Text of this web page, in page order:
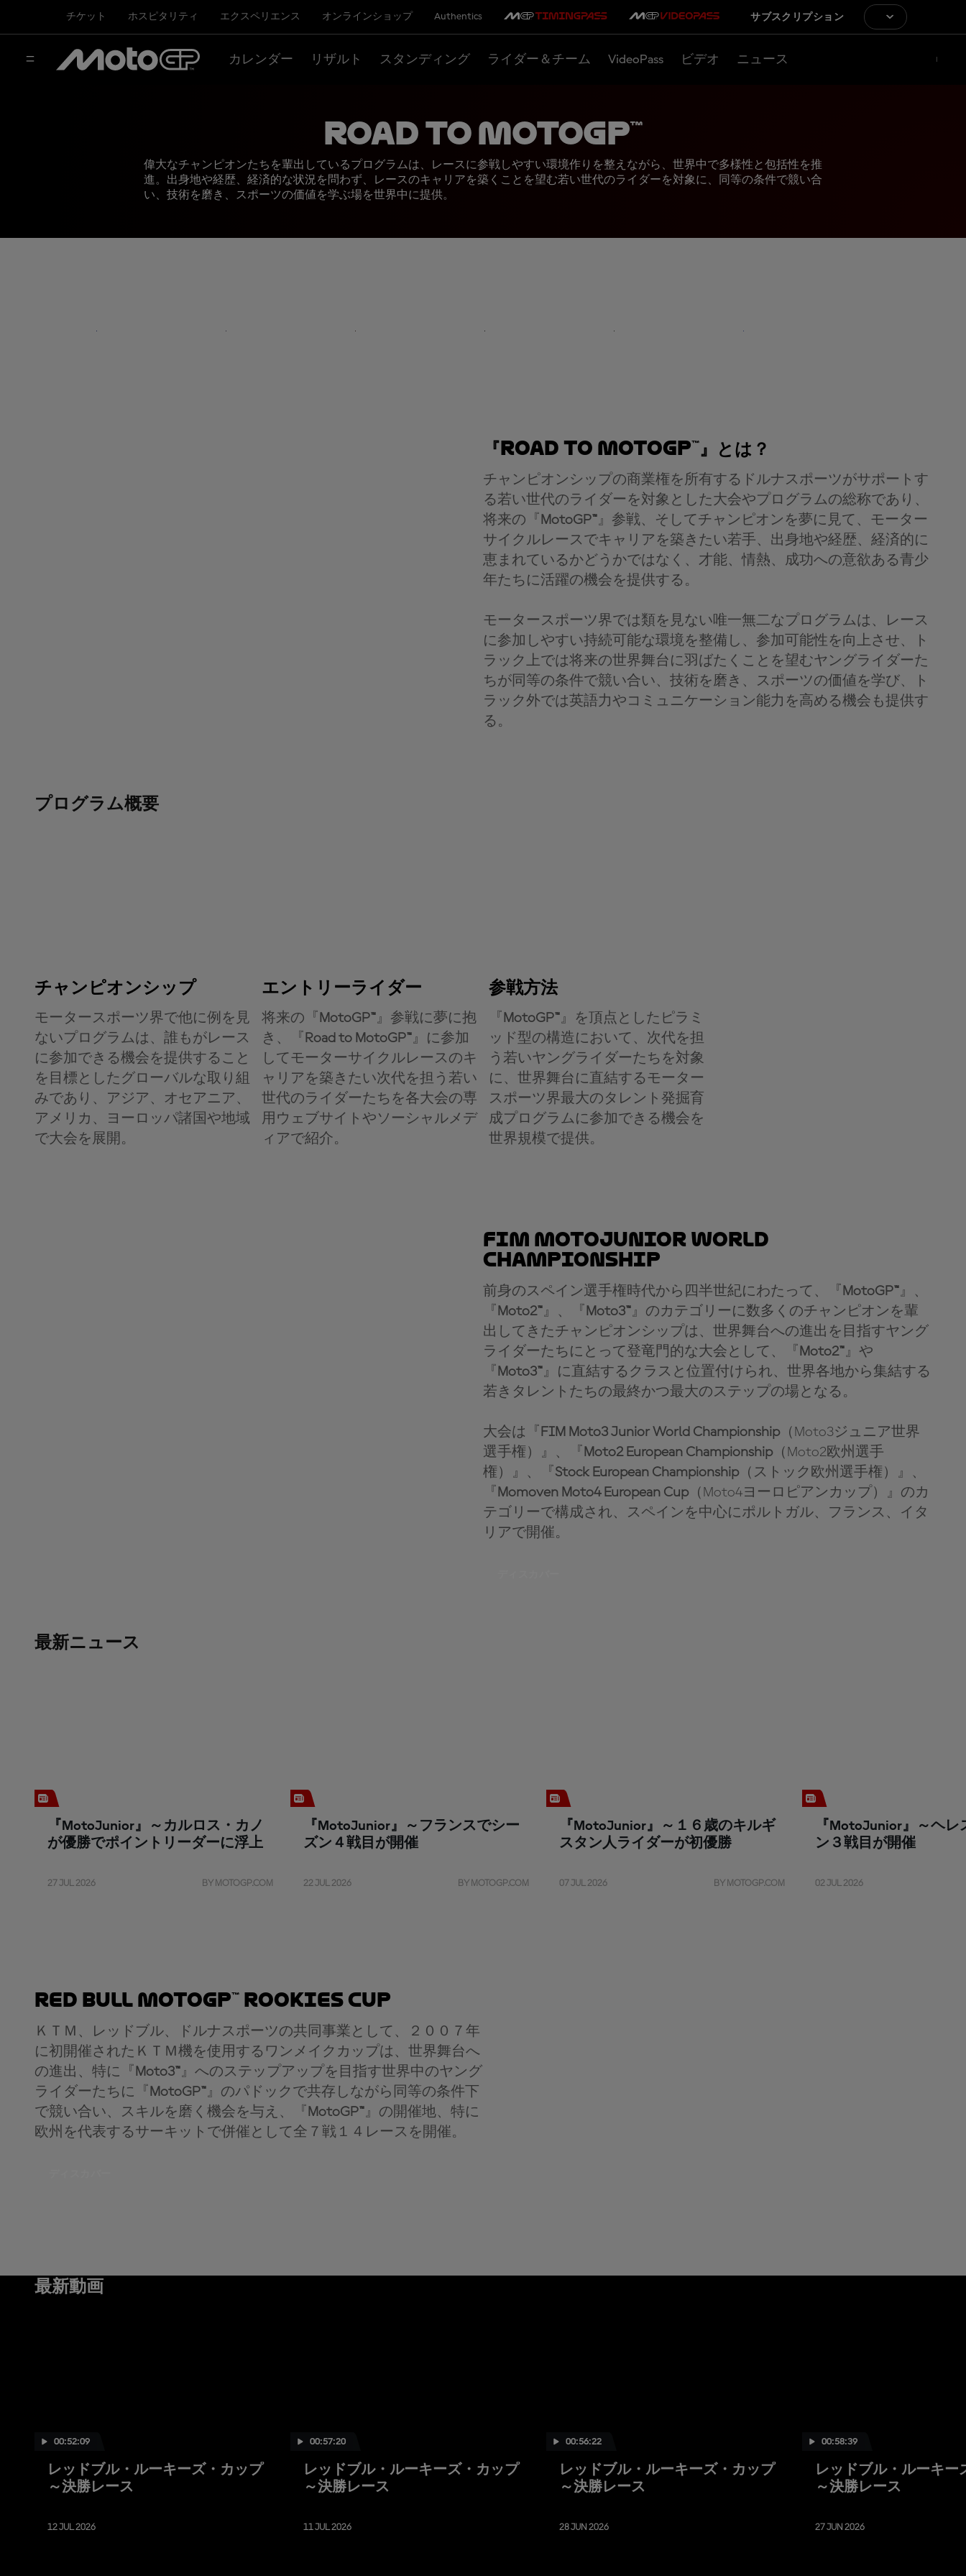
チケット ホスピタリティ エクスペリエンス オンラインショップ Authentics サブスクリプション
カレンダー リザルト スタンディング ライダー＆チーム VideoPass ビデオ ニュース
Road To MotoGP™
偉大なチャンピオンたちを輩出しているプログラムは、レースに参戦しやすい環境作りを整えながら、世界中で多様性と包括性を推
進。出身地や経歴、経済的な状況を問わず、レースのキャリアを築くことを望む若い世代のライダーを対象に、同等の条件で競い合
い、技術を磨き、スポーツの価値を学ぶ場を世界中に提供。
『Road to MotoGP™』とは？
チャンピオンシップの商業権を所有するドルナスポーツがサポートす
る若い世代のライダーを対象とした大会やプログラムの総称であり、
将来の『 MotoGP™』参戦、そしてチャンピオンを夢に見て、モーター
サイクルレースでキャリアを築きたい若手、出身地や経歴、経済的に
恵まれているかどうかではなく、才能、情熱、成功への意欲ある青少
年たちに活躍の機会を提供する。
モータースポーツ界では類を見ない唯一無二なプログラムは、レース
に参加しやすい持続可能な環境を整備し、参加可能性を向上させ、ト
ラック上では将来の世界舞台に羽ばたくことを望むヤングライダーた
ちが同等の条件で競い合い、技術を磨き、スポーツの価値を学び、ト
ラック外では英語力やコミュニケーション能力を高める機会も提供す
る。
プログラム概要
チャンピオンシップ
モータースポーツ界で他に例を見
ないプログラムは、誰もがレース
に参加できる機会を提供すること
を目標としたグローバルな取り組
みであり、アジア、オセアニア、
アメリカ、ヨーロッパ諸国や地域
で大会を展開。
エントリーライダー
将来の『 MotoGP™』参戦に夢に抱
き、『 Road to MotoGP™』に参加
してモーターサイクルレースのキ
ャリアを築きたい次代を担う若い
世代のライダーたちを各大会の専
用ウェブサイトやソーシャルメデ
ィアで紹介。
参戦方法
『 MotoGP™』を頂点としたピラミ
ッド型の構造において、次代を担
う若いヤングライダーたちを対象
に、世界舞台に直結するモーター
スポーツ界最大のタレント発掘育
成プログラムに参加できる機会を
世界規模で提供。
FIM MotoJunior World
Championship
前身のスペイン選手権時代から四半世紀にわたって、『 MotoGP™』、
『 Moto2™』、『 Moto3™』のカテゴリーに数多くのチャンピオンを輩
出してきたチャンピオンシップは、世界舞台への進出を目指すヤング
ライダーたちにとって登竜門的な大会として、『 Moto2™』や
『 Moto3™』に直結するクラスと位置付けられ、世界各地から集結する
若きタレントたちの最終かつ最大のステップの場となる。
大会は『 FIM Moto3 Junior World Championship（Moto3ジュニア世界
選手権）』、『 Moto2 European Championship（Moto2欧州選手
権）』、『 Stock European Championship（ストック欧州選手権）』、
『 Momoven Moto4 European Cup（Moto4ヨーロピアンカップ）』のカ
テゴリーで構成され、スペインを中心にポルトガル、フランス、イタ
リアで開催。
最新ニュース
『MotoJunior』～カルロス・カノ
が優勝でポイントリーダーに浮上
27 JUL 2026 BY MOTOGP.COM
『MotoJunior』～フランスでシー
ズン４戦目が開催
22 JUL 2026 BY MOTOGP.COM
『MotoJunior』～１６歳のキルギ
スタン人ライダーが初優勝
07 JUL 2026 BY MOTOGP.COM
『MotoJunior』～ヘレ
ン３戦目が開催
02 JUL 2026
Red Bull MotoGP™ Rookies Cup
ＫＴＭ、レッドブル、ドルナスポーツの共同事業として、２００７年
に初開催されたＫＴＭ機を使用するワンメイクカップは、世界舞台へ
の進出、特に『 Moto3™』へのステップアップを目指す世界中のヤング
ライダーたちに『 MotoGP™』のパドックで共存しながら同等の条件下
で競い合い、スキルを磨く機会を与え、『 MotoGP™』の開催地、特に
欧州を代表するサーキットで併催として全７戦１４レースを開催。
最新動画
00:52:09
レッドブル・ルーキーズ・カップ
～決勝レース
12 JUL 2026
00:57:20
レッドブル・ルーキーズ・カップ
～決勝レース
11 JUL 2026
00:56:22
レッドブル・ルーキーズ・カップ
～決勝レース
28 JUN 2026
00:58:39
レッドブル・ルーキー
～決勝レース
27 JUN 2026